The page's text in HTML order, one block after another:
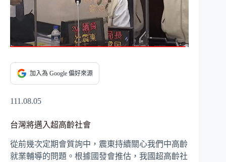
加入為 Google 偏好來源
111.08.05
台灣將邁入超高齡社會
從前幾次定期會質詢中，震東持續關心我們中高齡
就業輔導的問題。根據國發會推估，我國超高齡社